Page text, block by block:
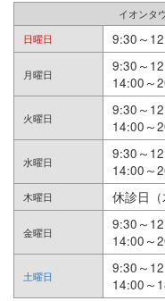
イオンタ
日曜日 9:30～
月曜日
9:30～
14:00～
火曜日
9:30～
14:00～
水曜日
9:30～
14:00～
木曜日 休診日（
金曜日
9:30～
14:00～
土曜日
9:30～
14:00～